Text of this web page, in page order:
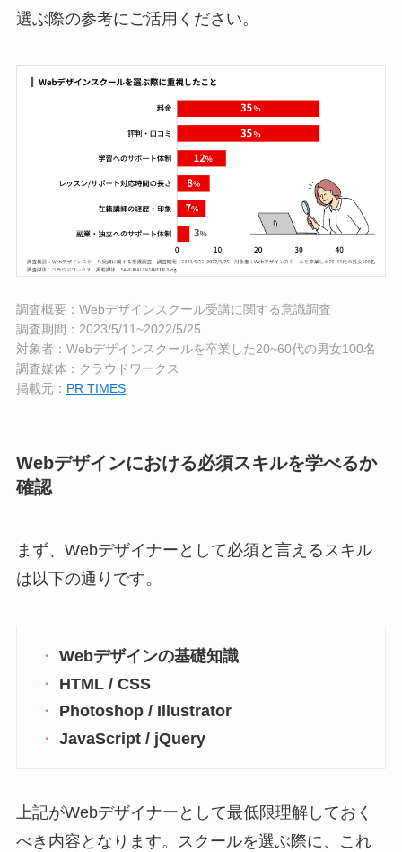
選ぶ際の参考にご活用ください。
調査概要：Webデザインスクール受講に関する意識調査
調査期間：2023/5/11~2022/5/25
対象者：Webデザインスクールを卒業した20~60代の男女100名
調査媒体：クラウドワークス
掲載元： PR TIMES
Webデザインにおける必須スキルを学べるか
確認
まず、Webデザイナーとして必須と言えるスキル
は以下の通りです。
Webデザインの基礎知識
HTML / CSS
Photoshop / Illustrator
JavaScript / jQuery
上記がWebデザイナーとして最低限理解しておく
べき内容となります。スクールを選ぶ際に、これ